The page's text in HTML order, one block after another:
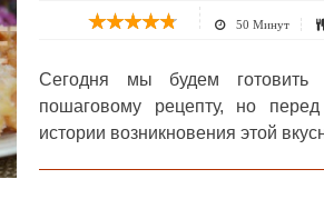
50 Минут
Сегодня мы будем
пошаговому рецепту, но
истории возникновения этой